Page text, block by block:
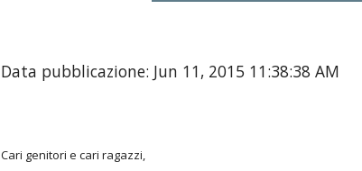
Data pubblicazione: Jun 11, 2015 11:38:38 AM
Cari genitori e cari ragazzi,